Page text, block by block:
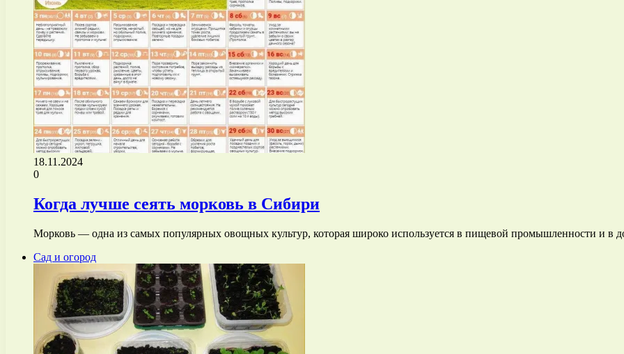
18.11.2024
0
Когда лучше сеять морковь в Сибири
Морковь — одна из самых популярных овощных культур, которая широко используется в пищевой промышленности и в
Сад и огород